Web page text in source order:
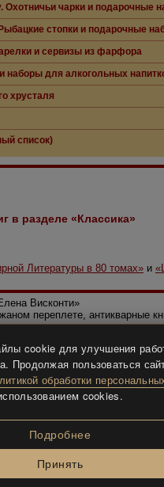
Охотничьи чарки и подарочные
стопки и подарочные
и сервизы из фарфора
наборы для алкогольных
хрусталя
список)
в разделе «Классика»
Литературы в 80 томах» и
Висконти»
переплете, антикварные
info.
cookie для улучшения
Продолжая пользоваться
обработки
cookies.
Подробнее
Принять